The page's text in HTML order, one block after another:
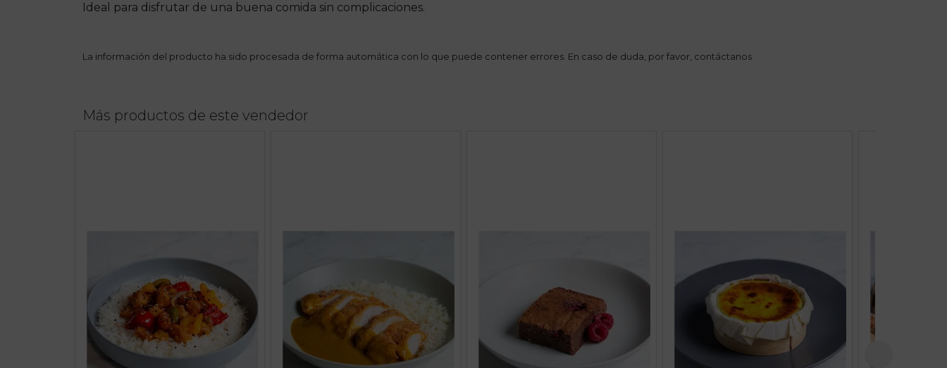
Ideal para disfrutar de una buena comida sin complicaciones.
La información del producto ha sido procesada de forma automática con lo que puede contener errores. En caso de duda, por favor, contáctanos
Más productos de este vendedor